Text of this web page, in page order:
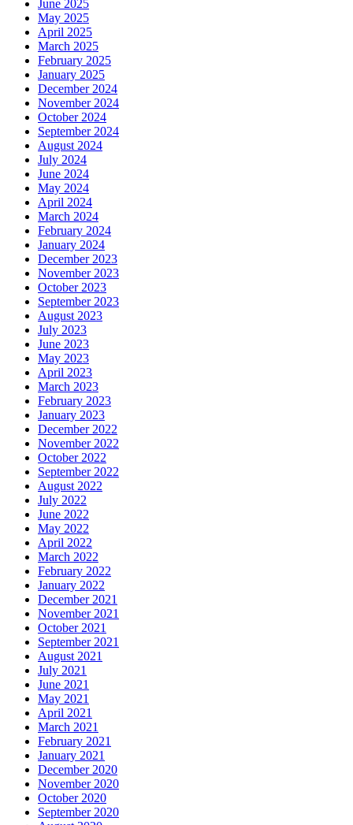
June 2025
May 2025
April 2025
March 2025
February 2025
January 2025
December 2024
November 2024
October 2024
September 2024
August 2024
July 2024
June 2024
May 2024
April 2024
March 2024
February 2024
January 2024
December 2023
November 2023
October 2023
September 2023
August 2023
July 2023
June 2023
May 2023
April 2023
March 2023
February 2023
January 2023
December 2022
November 2022
October 2022
September 2022
August 2022
July 2022
June 2022
May 2022
April 2022
March 2022
February 2022
January 2022
December 2021
November 2021
October 2021
September 2021
August 2021
July 2021
June 2021
May 2021
April 2021
March 2021
February 2021
January 2021
December 2020
November 2020
October 2020
September 2020